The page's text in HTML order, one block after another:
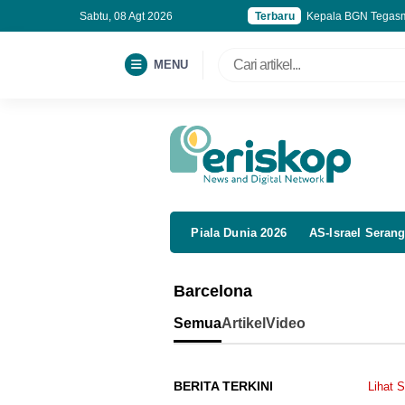
Sabtu, 08 Agt 2026 Terbaru
Kepala BGN
Kasus Emas 74
MENU
Piala Dunia 2026 AS-Israel
Barcelona
SemuaArtikel Video
BERITA TERKINI Lihat